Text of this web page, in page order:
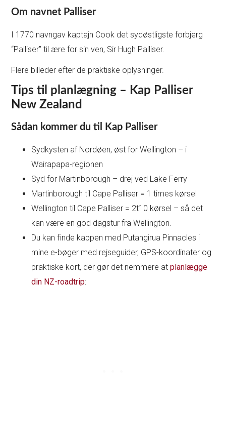
Om navnet Palliser
I 1770 navngav kaptajn Cook det sydøstligste forbjerg
“Palliser” til ære for sin ven, Sir Hugh Palliser.
Flere billeder efter de praktiske oplysninger.
Tips til planlægning – Kap Palliser
New Zealand
Sådan kommer du til Kap Palliser
Sydkysten af Nordøen, øst for Wellington – i
Wairapapa-regionen
Syd for Martinborough – drej ved Lake Ferry
Martinborough til Cape Palliser = 1 times kørsel
Wellington til Cape Palliser = 2t10 kørsel – så det
kan være en god dagstur fra Wellington.
Du kan finde kappen med Putangirua Pinnacles i
mine e-bøger med rejseguider, GPS-koordinater og
praktiske kort, der gør det nemmere atplanlægge
din NZ-roadtrip: